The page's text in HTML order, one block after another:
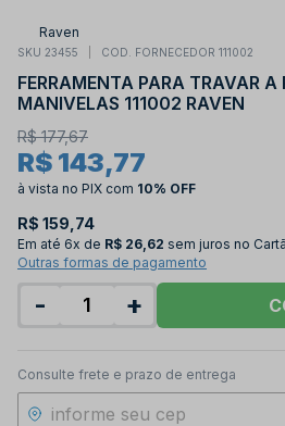
Raven
SKU 23455 COD. FORNECEDOR 111002
FERRAMENTA PARA TRAVAR
MANIVELAS 111002 RAVEN
R$ 177,67
R$ 143,77
à vista no PIX com 10% OFF
R$ 159,74
Em até 6x de R$ 26,62 sem juros no
Outras formas de pagamento
- +
Consulte frete e prazo de entrega